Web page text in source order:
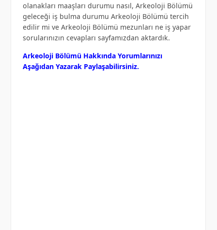
olanakları maaşları durumu nasıl, Arkeoloji Bölümü
geleceği iş bulma durumu Arkeoloji Bölümü tercih
edilir mi ve Arkeoloji Bölümü mezunları ne iş yapar
sorularınızın cevapları sayfamızdan aktardık.
Arkeoloji Bölümü Hakkında Yorumlarınızı
Aşağıdan Yazarak Paylaşabilirsiniz.